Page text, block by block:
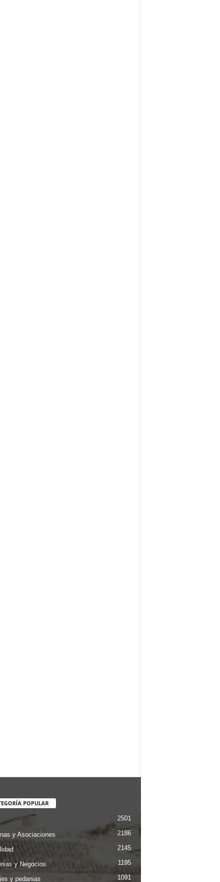
POPULAR
2501
y Asociaciones 2186
2145
y Negocios 1195
y pedanias 1091